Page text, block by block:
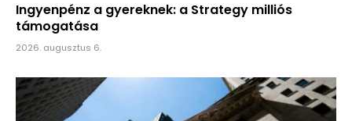
Ingyenpénz a gyereknek: a Strategy milliós
támogatása
2026. augusztus 6.